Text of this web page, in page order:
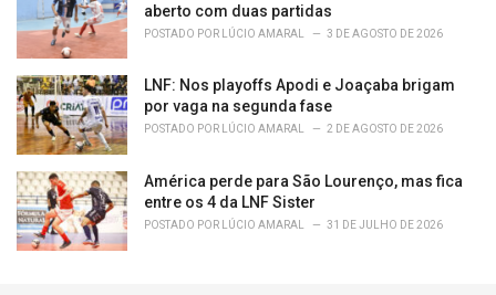
aberto com duas partidas
POSTADO POR LÚCIO AMARAL 3 DE AGOSTO DE 2026
LNF: Nos playoffs Apodi e Joaçaba brigam
por vaga na segunda fase
POSTADO POR LÚCIO AMARAL 2 DE AGOSTO DE 2026
América perde para São Lourenço, mas fica
entre os 4 da LNF Sister
POSTADO POR LÚCIO AMARAL 31 DE JULHO DE 2026